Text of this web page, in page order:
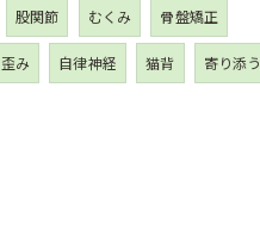
股関節 むくみ 骨盤矯正
歪み 自律神経 猫背 寄り添う